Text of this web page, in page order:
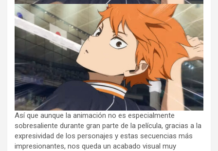
Así que aunque la animación no es especialmente
sobresaliente durante gran parte de la película, gracias a la
expresividad de los personajes y estas secuencias más
impresionantes, nos queda un acabado visual muy